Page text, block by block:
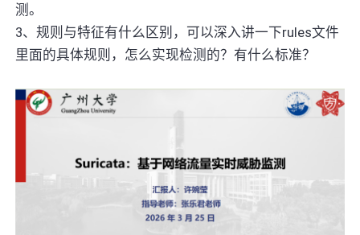
测。
3、规则与特征有什么区别，可以深入讲一下rules文件
里面的具体规则，怎么实现检测的？有什么标准？